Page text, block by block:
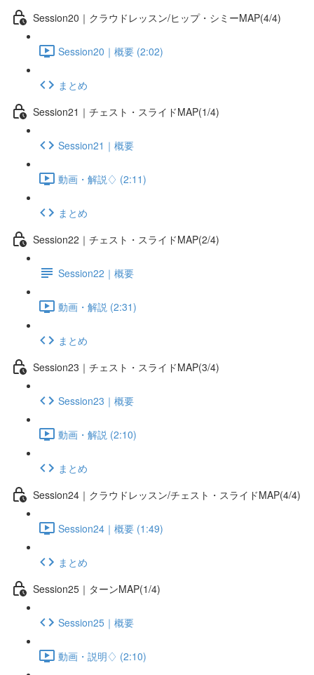
Session20｜クラウドレッスン/ヒップ・シミーMAP(4/4)
Session20｜概要 (2:02)
まとめ
Session21｜チェスト・スライドMAP(1/4)
Session21｜概要
動画・解説♢ (2:11)
まとめ
Session22｜チェスト・スライドMAP(2/4)
Session22｜概要
動画・解説 (2:31)
まとめ
Session23｜チェスト・スライドMAP(3/4)
Session23｜概要
動画・解説 (2:10)
まとめ
Session24｜クラウドレッスン/チェスト・スライドMAP(4/4)
Session24｜概要 (1:49)
まとめ
Session25｜ターンMAP(1/4)
Session25｜概要
動画・説明♢ (2:10)